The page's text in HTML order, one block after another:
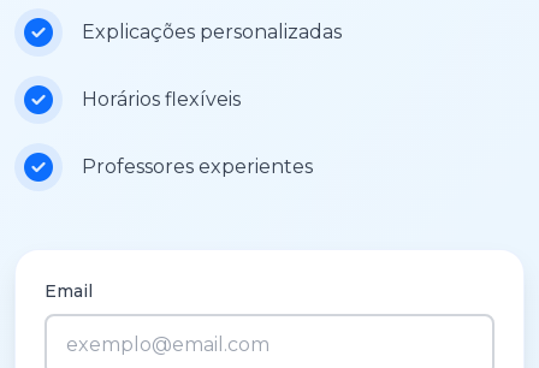
Explicações personalizadas
Horários flexíveis
Professores experientes
Email